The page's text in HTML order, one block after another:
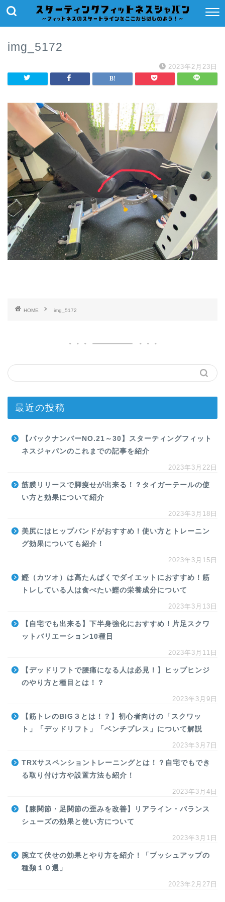
img_5172
2023年2月23日
HOME img_5172
最近の投稿
【バックナンバーNO.21～30】スターティングフィット
ネスジャパンのこれまでの記事を紹介
2023年3月22日
筋膜リリースで脚痩せが出来る！？タイガーテールの使
い方と効果について紹介
2023年3月18日
美尻にはヒップバンドがおすすめ！使い方とトレーニン
グ効果についても紹介！
2023年3月15日
鰹（カツオ）は高たんぱくでダイエットにおすすめ！筋
トレしている人は食べたい鰹の栄養成分について
2023年3月13日
【自宅でも出来る】下半身強化におすすめ！片足スクワ
ットバリエーション10種目
2023年3月11日
【デッドリフトで腰痛になる人は必見！】ヒップヒンジ
のやり方と種目とは！？
2023年3月9日
【筋トレのBIG３とは！？】初心者向けの「スクワッ
ト」「デッドリフト」「ベンチプレス」について解説
2023年3月7日
TRXサスペンショントレーニングとは！？自宅でもでき
る取り付け方や設置方法も紹介！
2023年3月4日
【膝関節・足関節の歪みを改善】リアライン・バランス
シューズの効果と使い方について
2023年3月1日
腕立て伏せの効果とやり方を紹介！「プッシュアップの
種類１０選」
2023年2月27日